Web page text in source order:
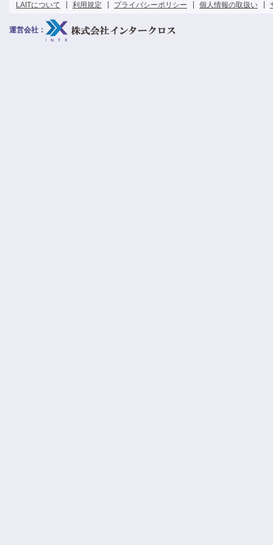
LAITについて 利用規定 プライバシーポリシー 個人情報の取扱い
運営会社：